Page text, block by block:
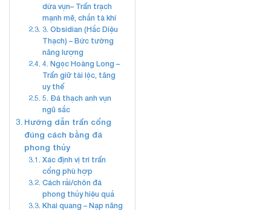
dừa vụn– Trấn trạch
mạnh mẽ, chắn tà khí
3. Obsidian (Hắc Diệu
Thạch) – Bức tường
năng lượng
4. Ngọc Hoàng Long –
Trấn giữ tài lộc, tăng
uy thế
5. Đá thạch anh vụn
ngũ sắc
Hướng dẫn trấn cổng
đúng cách bằng đá
phong thủy
Xác định vị trí trấn
cổng phù hợp
Cách rải/chôn đá
phong thủy hiệu quả
Khai quang – Nạp năng